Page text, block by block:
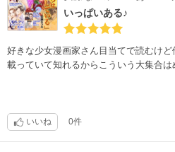
いっぱいある♪
好きな少女漫画家さん目当てで読むけ
載っていて知れるからこういう大集合は
いいね 0件